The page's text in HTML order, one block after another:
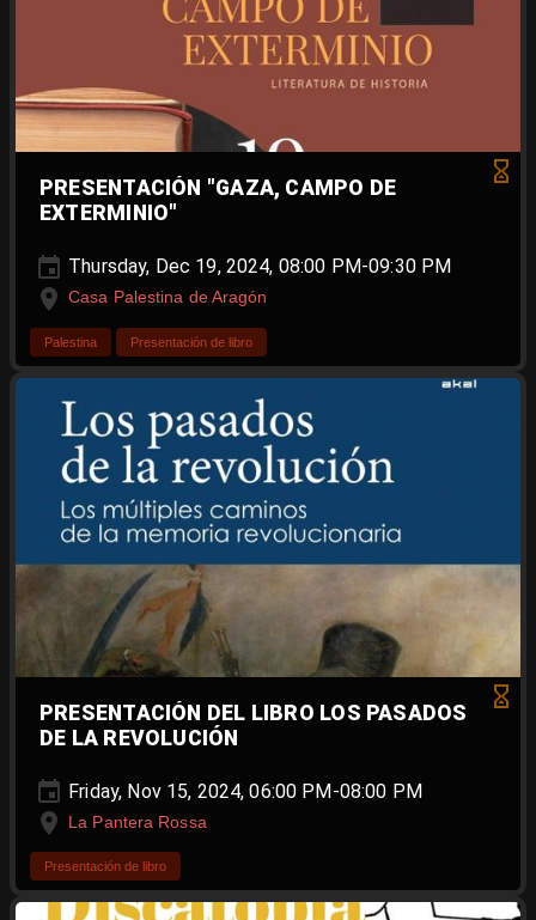
PRESENTACIÓN "GAZA, CAMPO DE
EXTERMINIO"
Thursday, Dec 19, 2024, 08:00 PM-09:30 PM
Casa Palestina de Aragón
Palestina Presentación de libro
PRESENTACIÓN DEL LIBRO LOS PASADOS
DE LA REVOLUCIÓN
Friday, Nov 15, 2024, 06:00 PM-08:00 PM
La Pantera Rossa
Presentación de libro